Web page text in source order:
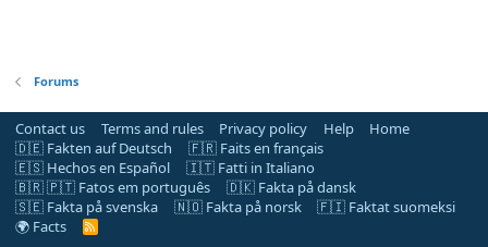
Forums
Contact us Terms and rules Privacy policy Help
Home
🇩🇪 Fakten auf Deutsch
🇫🇷 Faits en français
🇪🇸 Hechos en Español
🇮🇹 Fatti in Italiano
🇧🇷 🇵🇹 Fatos em português
🇩🇰 Fakta på dansk
🇸🇪 Fakta på svenska
🇳🇴 Fakta på norsk
🇫🇮 Faktat suomeksi
🌍 Facts
R